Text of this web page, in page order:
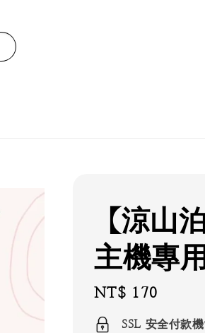
【涼山
主機專用
Regular
price
NT$ 170
SSL 安全付款機